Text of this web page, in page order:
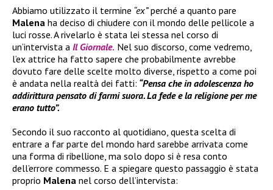
Abbiamo utilizzato il termine “ex”perché a quanto pare
Malena ha deciso di chiudere con il mondo delle pellicole a
luci rosse. A rivelarlo è stata lei stessa nel corso di
un’intervista a Il Giornale. Nel suo discorso, come vedremo,
l’ex attrice ha fatto sapere che probabilmente avrebbe
dovuto fare delle scelte molto diverse, rispetto a come poi
è andata nella realtà dei fatti: “Pensa che in adolescenza ho
addirittura pensato di farmi suora. La fede e la religione per me
erano tutto”.
Secondo il suo racconto al quotidiano, questa scelta di
entrare a far parte del mondo hard sarebbe arrivata come
una forma di ribellione, ma solo dopo si è resa conto
dell’errore commesso. E a spiegare questo passaggio è stata
proprio Malena nel corso dell’intervista: